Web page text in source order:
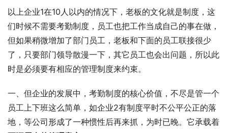
以上企业1在10人以内的情况下，老板的文化就是制度，这
们时候不需要考勤制度，员工也把工作当成自己的事在做，
但如果稍微增加了部门员工，老板和下面的员工联接很少
了，只要部门领导散漫一下，其它员工也会出问题，所以此
时是必须要有相应的管理制度来约束。
一、但企业的发展中，考勤制度的核心价值，不尽是管一个
员工上下班这么简单，如企业2有制度平时不公平公正的落
地，等公司形成了一种惯性后再来抓，为时已晚。它承载着